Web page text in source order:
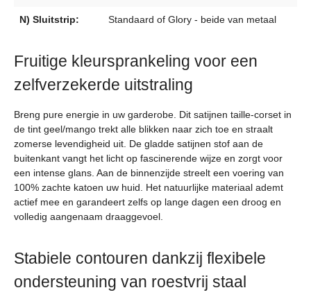
N) Sluitstrip: Standaard of Glory - beide van metaal
Fruitige kleursprankeling voor een
zelfverzekerde uitstraling
Breng pure energie in uw garderobe. Dit satijnen taille-corset in
de tint geel/mango trekt alle blikken naar zich toe en straalt
zomerse levendigheid uit. De gladde satijnen stof aan de
buitenkant vangt het licht op fascinerende wijze en zorgt voor
een intense glans. Aan de binnenzijde streelt een voering van
100% zachte katoen uw huid. Het natuurlijke materiaal ademt
actief mee en garandeert zelfs op lange dagen een droog en
volledig aangenaam draaggevoel.
Stabiele contouren dankzij flexibele
ondersteuning van roestvrij staal